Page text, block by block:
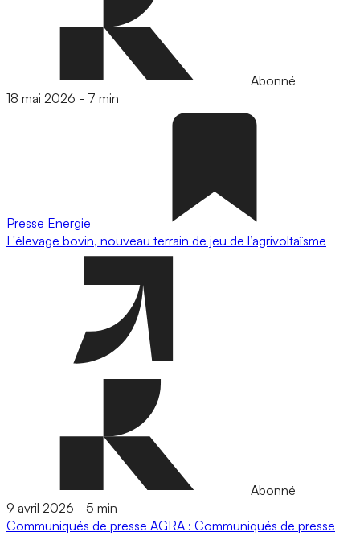
Abonné
18 mai 2026 - 7 min
Presse Energie
L'élevage bovin, nouveau terrain de jeu de l’agrivoltaïsme
Abonné
9 avril 2026 - 5 min
Communiqués de presse AGRA : Communiqués de presse